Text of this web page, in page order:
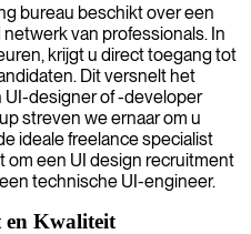
bureau beschikt over een
van professionals. In
krijgt u direct toegang tot
Dit versnelt het
UI-designer of -developer
streven we ernaar om u
ideale freelance specialist
om een UI design recruitment
technische UI-engineer.
en Kwaliteit